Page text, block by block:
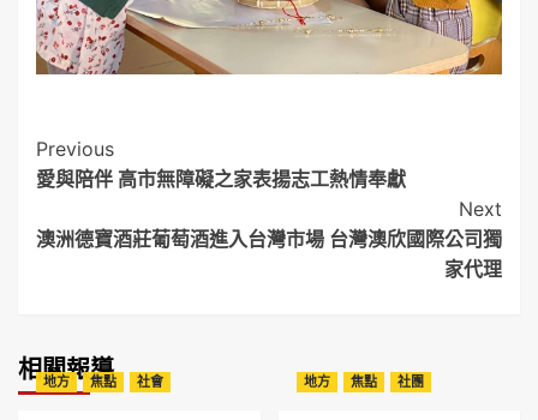
Post
Navigation
Previous
愛與陪伴 高市無障礙之家表揚志工熱情奉獻
Next
澳洲德寶酒莊葡萄酒進入台灣市場 台灣澳欣國際公司獨
家代理
相關報導
地方 焦點 社會 地方 焦點 社團